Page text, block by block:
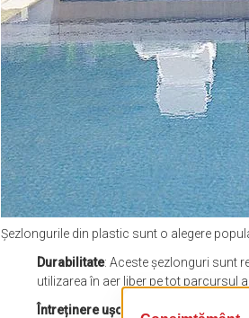
Șezlongurile din plastic sunt o alegere
Durabilitate: Aceste șezlonguri sunt
utilizarea în aer liber pe tot parcursul
Întreținere ușoară
: Șezlongurile